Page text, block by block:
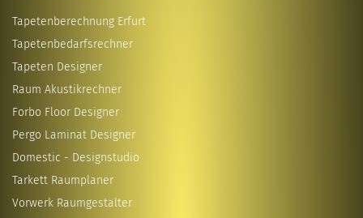
Tapetenberechnung Erfurt
Tapetenbedarfsrechner
Tapeten Designer
Raum Akustikrechner
Forbo Floor Designer
Pergo Laminat Designer
Domestic - Designstudio
Tarkett Raumplaner
Vorwerk Raumgestalter